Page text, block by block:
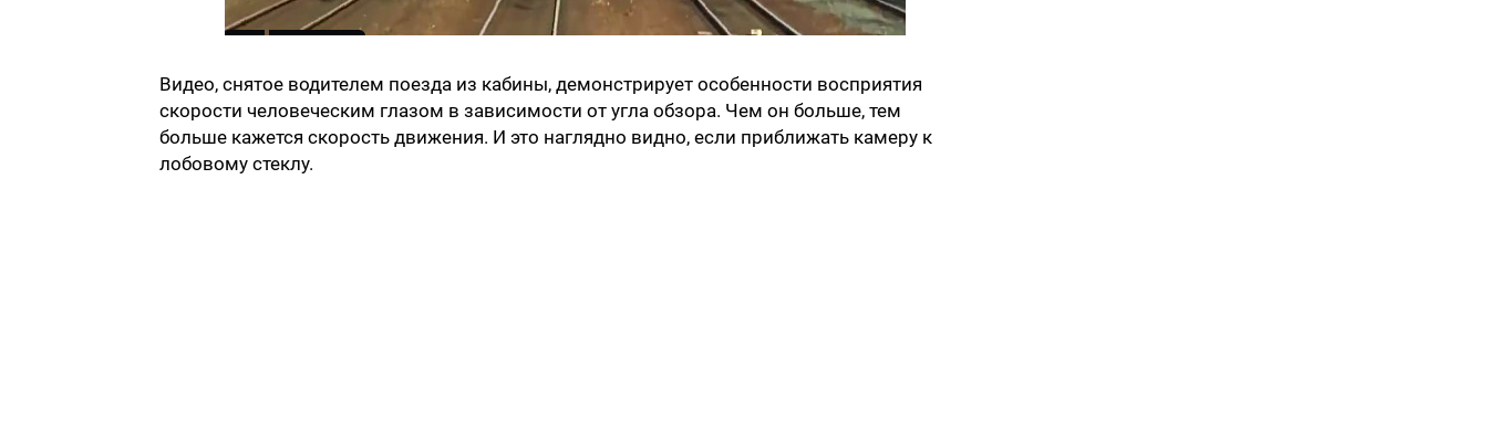
Видео, снятое водителем поезда из кабины, демонстрирует особенности восприятия
скорости человеческим глазом в зависимости от угла обзора. Чем он больше, тем
больше кажется скорость движения. И это наглядно видно, если приближать камеру к
лобовому стеклу.